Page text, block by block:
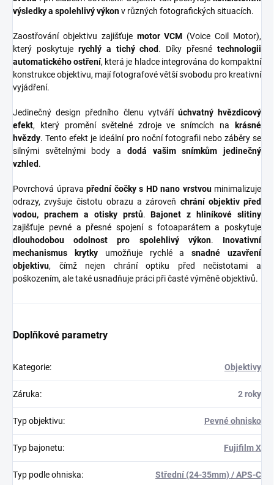
výsledky a spolehlivý výkonv různých fotografických situacích.
Zaostřování objektivu zajišťuje motor VCM (Voice Coil Motor),
který poskytuje rychlý a tichý chod. Díky přesné technologii
automatického ostření, která je hladce integrována do kompaktní
konstrukce objektivu, mají fotografové větší svobodu pro kreativní
vyjádření.
Jedinečný design předního členu vytváří úchvatný hvězdicový
efekt, který promění světelné zdroje ve snímcích na
krásné
hvězdy. Tento efekt je ideální pro noční fotografii nebo záběry se
silnými světelnými body a dodá vašim snímkům jedinečný
vzhled.
Povrchová úprava přední čočky s HD nano vrstvouminimalizuje
odrazy, zvyšuje čistotu obrazu a zároveň chrání objektiv před
vodou, prachem a otisky prstů.Bajonet z hliníkové slitiny
zajišťuje pevné a přesné spojení s fotoaparátem a poskytuje
dlouhodobou odolnost pro spolehlivý výkon. Inovativní
mechanismus krytkyumožňuje rychlé asnadné uzavření
objektivu, čímž nejen chrání optiku před nečistotami a
poškozením, ale také usnadňuje práci při časté výměně objektivů.
Doplňkové parametry
Kategorie: Objektivy
Záruka: 2 roky
Typ objektivu: Pevné ohnisko
Typ bajonetu: Fujifilm X
Typ podle ohniska: Střední (24-35mm) / APS-C